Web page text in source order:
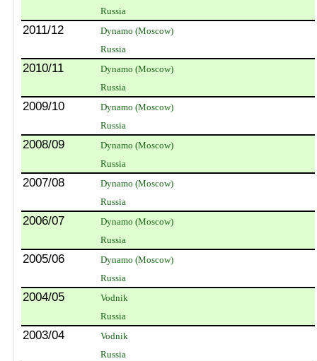
Russia
2011/12
Dynamo (Moscow)
Russia
2010/11
Dynamo (Moscow)
Russia
2009/10
Dynamo (Moscow)
Russia
2008/09
Dynamo (Moscow)
Russia
2007/08
Dynamo (Moscow)
Russia
2006/07
Dynamo (Moscow)
Russia
2005/06
Dynamo (Moscow)
Russia
2004/05
Vodnik
Russia
2003/04
Vodnik
Russia